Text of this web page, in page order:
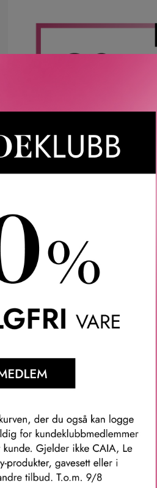
Rabatten aktiveres i
CAIA, Le Labo, LOEWE, Best
SLIK GJØR DU
blanding av Øst og Vest,
og muskatellsalvie.
sandeltre, kumarin,
om oss